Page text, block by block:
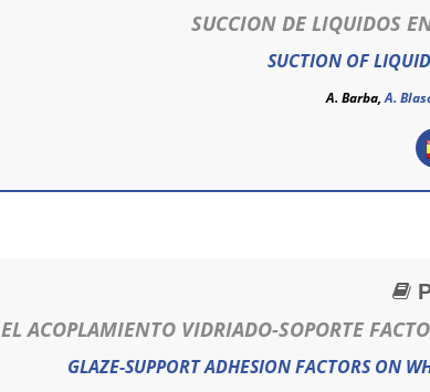
SUCCION DE LIQUIDOS
SUCTION OF
A. Barba,A.
EL ACOPLAMIENTO VIDRIADO-SOPORTE
GLAZE-SUPPORT ADHESION FACTORS ON